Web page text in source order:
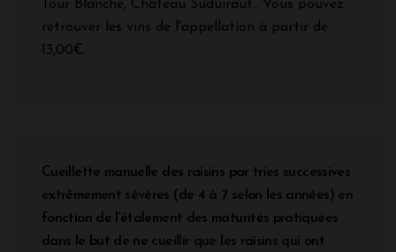
Tour Blanche, Château Suduiraut.. Vous pouvez
retrouver les vins de l'appellation à partir de
13,00€.
Cueillette manuelle des raisins par tries successives
extrêmement sévères (de 4 à 7 selon les années) en
fonction de l’étalement des maturités pratiquées
dans le but de ne cueillir que les raisins qui ont